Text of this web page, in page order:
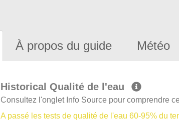
À propos du guide Météo
Historical Qualité de l'eau
Consultez l'onglet Info Source pour comprendre
A passé les tests de qualité de l'eau 60-95% du